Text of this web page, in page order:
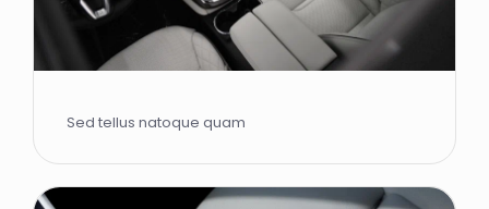
Sed tellus natoque quam